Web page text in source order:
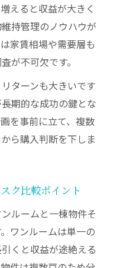
えると収益が大きく
持管理のノウハウが
家賃相場や需要層も
が不可欠です。
ターンも大きいです
期的な成功の鍵とな
を事前に立て、複数
ら購入判断を下しま
ク比較ポイント
ルームと一棟物件そ
ワンルームは単一の
くと収益が途絶える